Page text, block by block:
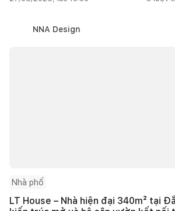
NNA Design
Nhà phố
LT House – Nhà hiện đại 340m² tại